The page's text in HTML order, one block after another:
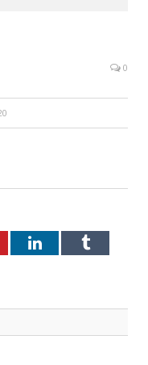
0
LinkedInTumblr